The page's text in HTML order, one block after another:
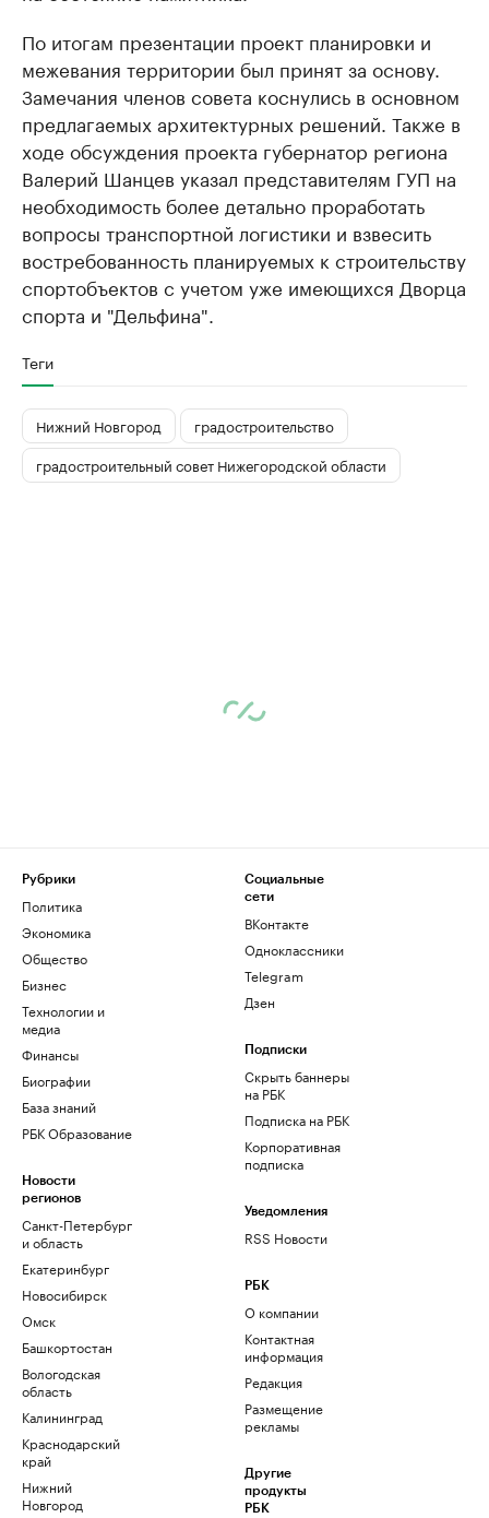
По итогам презентации проект планировки и
межевания территории был принят за основу.
Замечания членов совета коснулись в основном
предлагаемых архитектурных решений. Также в
ходе обсуждения проекта губернатор региона
Валерий Шанцев указал представителям ГУП на
необходимость более детально проработать
вопросы транспортной логистики и взвесить
востребованность планируемых к строительству
спортобъектов с учетом уже имеющихся Дворца
спорта и "Дельфина".
Теги
Нижний Новгород
градостроительство
градостроительный совет Нижегородской области
Рубрики
Политика
Экономика
Общество
Бизнес
Технологии и
медиа
Финансы
Биографии
База знаний
РБК Образование
Новости
регионов
Санкт-Петербург
и область
Екатеринбург
Новосибирск
Омск
Башкортостан
Вологодская
область
Калининград
Краснодарский
край
Нижний
Новгород
Социальные
сети
ВКонтакте
Одноклассники
Telegram
Дзен
Подписки
Скрыть баннеры
на РБК
Подписка на РБК
Корпоративная
подписка
Уведомления
RSS Новости
РБК
О компании
Контактная
информация
Редакция
Размещение
рекламы
Другие
продукты
РБК